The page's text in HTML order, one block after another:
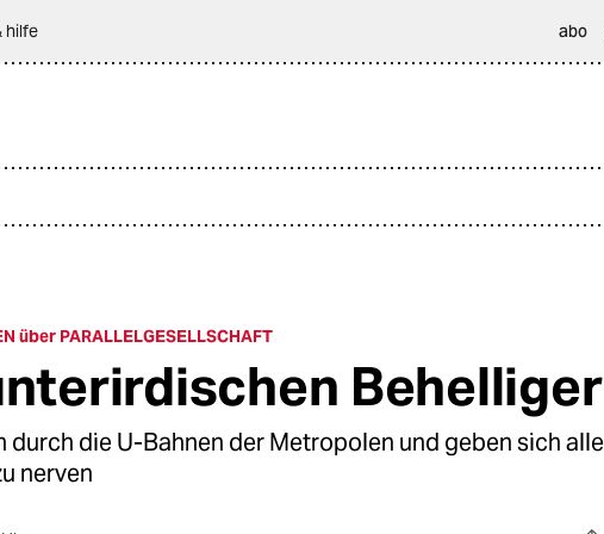
hilfe abo
über PARALLELGESELLSCHAFT
Behelliger
durch die U-Bahnen der Metropolen und geben sich alle
nerven